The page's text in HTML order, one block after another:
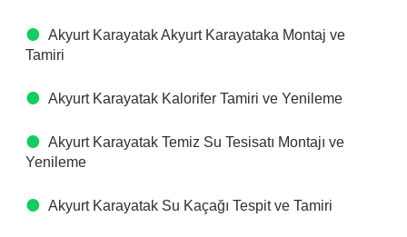
Akyurt Karayatak Akyurt Karayataka Montaj ve
Tamiri
Akyurt Karayatak Kalorifer Tamiri ve Yenileme
Akyurt Karayatak Temiz Su Tesisatı Montajı ve
Yenileme
Akyurt Karayatak Su Kaçağı Tespit ve Tamiri